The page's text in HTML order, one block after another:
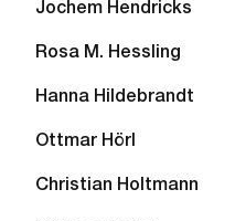
Jochem Hendricks
Rosa M. Hessling
Hanna Hildebrandt
Ottmar Hörl
Christian Holtmann